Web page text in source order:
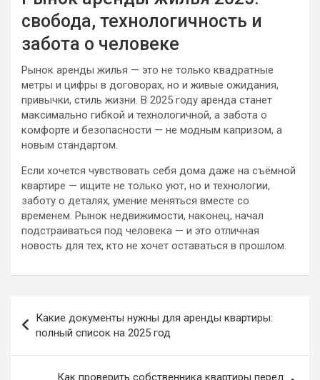
свобода, технологичность и
забота о человеке
Рынок аренды жилья — это не только квадратные
метры и цифры в договорах, но и живые ожидания,
привычки, стиль жизни. В 2025 году аренда станет
максимально гибкой и технологичной, а забота о
комфорте и безопасности — не модным капризом, а
новым стандартом.
Если хочется чувствовать себя дома даже на съёмной
квартире — ищите не только уют, но и технологии,
заботу о деталях, умение меняться вместе со
временем. Рынок недвижимости, наконец, начал
подстраиваться под человека — и это отличная
новость для тех, кто не хочет оставаться в прошлом.
по
записям
Какие документы нужны для аренды квартиры:
полный список на 2025 год
Как проверить собственника квартиры перед